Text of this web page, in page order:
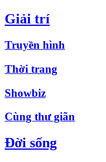
Giải trí
Truyền hình
Thời trang
Showbiz
Cùng thư giãn
Đời sống